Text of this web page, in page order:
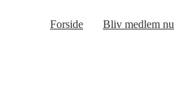
Forside Bliv medlem nu